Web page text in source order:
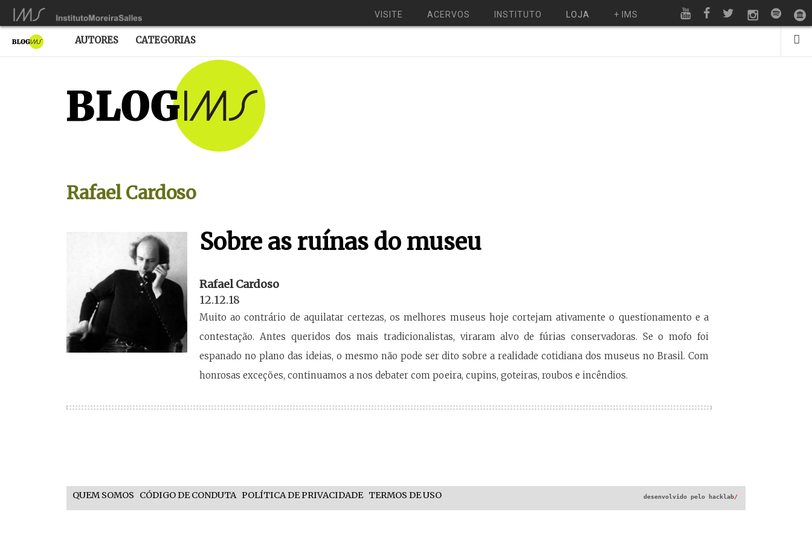
VISITE ACERVOS INSTITUTO LOJA + IMS
AUTORES CATEGORIAS
Rafael Cardoso
Sobre as ruínas do museu
Rafael Cardoso
12.12.18
Muito ao contrário de aquilatar certezas, os melhores museus hoje cortejam ativamente o questionamento e a
contestação. Antes queridos dos mais tradicionalistas, viraram alvo de fúrias conservadoras. Se o mofo foi
espanado no plano das ideias, o mesmo não pode ser dito sobre a realidade cotidiana dos museus no Brasil. Com
honrosas exceções, continuamos a nos debater com poeira, cupins, goteiras, roubos e incêndios.
QUEM SOMOS CÓDIGO DE CONDUTA POLÍTICA DE PRIVACIDADE TERMOS DE USO desenvolvido pelo hacklab/